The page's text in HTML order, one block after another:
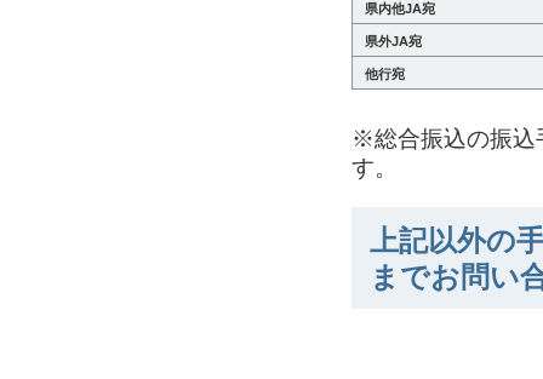
県内他JA宛
県外JA宛
他行宛
※総合振込の振込
す。
上記以外の
までお問い